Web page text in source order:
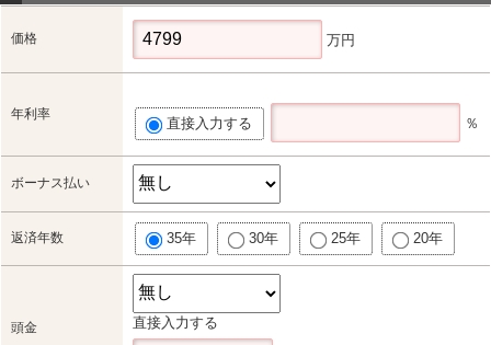
価格 万円
年利率
直接入力する ％
ボーナス払い
返済年数 35年 30年 25年 20年
頭金 直接入力する